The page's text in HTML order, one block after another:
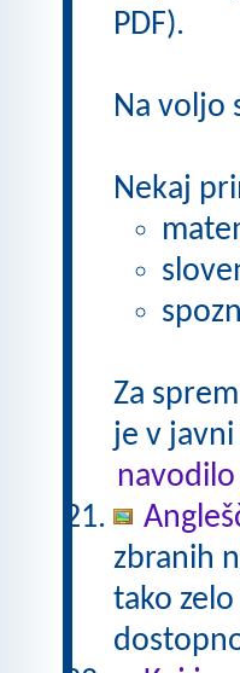
PDF).
Na voljo
Nekaj
Za
je v
navodilo
zbranih
tako